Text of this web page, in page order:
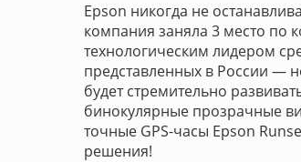
Epson никогда не
компания заняла 3 место по
технологическим лидером
представленных в России —
будет стремительно
бинокулярные прозрачные
точные GPS-часы Epson
решения!